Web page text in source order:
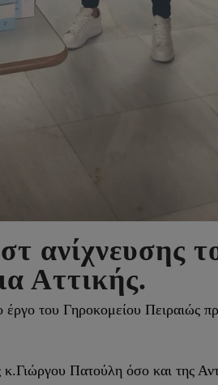
ανίχνευσης
Αττικής.
έργο του Γηροκομείου Πειραιώς
Πατούλη όσο και της